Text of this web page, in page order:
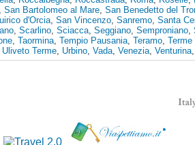
, San Bartolomeo al Mare, San Benedetto del
d'Orcia, San Vincenzo, Sanremo, Santa
, Scarlino, Sciacca, Seggiano, Semproniano,
, Taormina, Tempio Pausania, Teramo, Terme
Uliveto Terme, Urbino, Vada, Venezia, Venturina,